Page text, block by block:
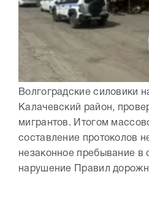
Волгоградские силовики
Калачевский район,
мигрантов. Итогом
составление протоколов
незаконное пребывание в
нарушение Правил